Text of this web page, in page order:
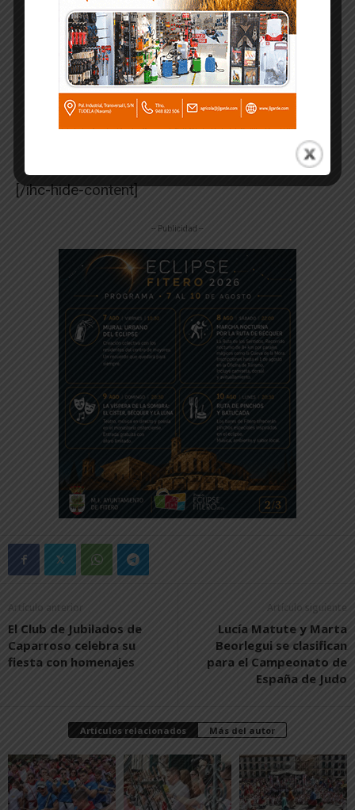
Judío, y realiza una intensa labor de difusión
en el extranjero.
Más información, en
http://www.redjuderias.org
[/ihc-hide-content]
-- Publicidad --
Artículo anterior
El Club de Jubilados de
Caparroso celebra su
fiesta con homenajes
Artículo siguiente
Lucía Matute y Marta
Beorlegui se clasifican
para el Campeonato de
España de Judo
Artículos relacionados Más del autor